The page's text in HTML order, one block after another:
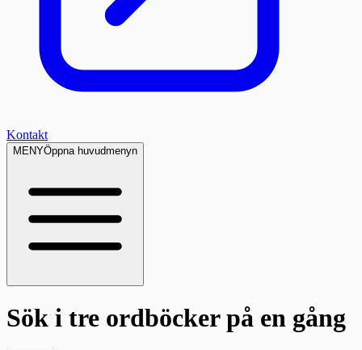
Kontakt
MENYÖppna huvudmenyn
Sök i tre ordböckerpå en gång